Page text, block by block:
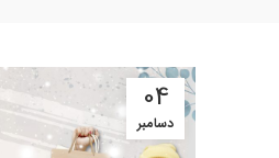
04
دسامبر